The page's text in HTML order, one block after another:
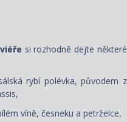
si rozhodně dejte některé
rybí polévka, původem z
víně, česneku a petrželce,